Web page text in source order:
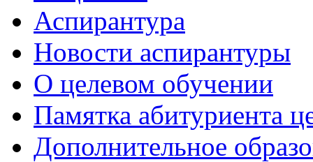
Аспирантура
Новости аспирантуры
О целевом обучении
Памятка абитуриента
Дополнительное